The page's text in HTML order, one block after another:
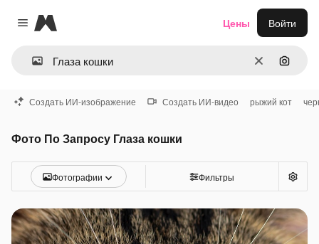
Close menu
Magnific
ОчиститьПоиск
Цены Войти
Создать ИИ-изображение Создать ИИ-видео рыжий кот
Фото По Запросу Глаза кошки
Фотографии Фильтры